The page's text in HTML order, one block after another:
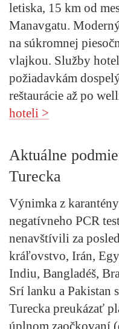
letiska, 15 km od
Manavgatu.
na súkromnej
vlajkou. Služby
požiadavkám
reštaurácie až po
hoteli >
Aktuálne
Turecka
Výnimka z
negatívneho PCR
nenavštívili za
kráľovstvo, Irán,
Indiu, Bangladéš,
Srí lanku a Pakistan
Turecka preukázať